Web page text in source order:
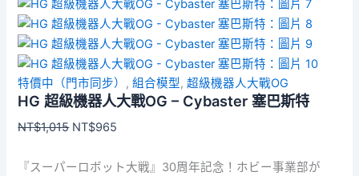
特價中（門市同步） ,組合模型 ,超級機器人大戰OG
HG 超級機器人大戰OG – Cybaster 塞巴斯特
NT$1,015 原
價
NT$965
價
『スーパーロボット大戦』30周年記念！ホビー事業部が